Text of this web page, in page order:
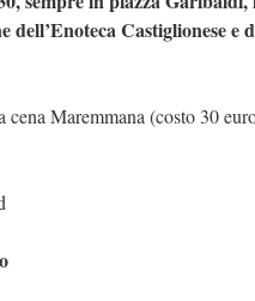
dell’Enoteca Castiglionese e
cena Maremmana (costo 30